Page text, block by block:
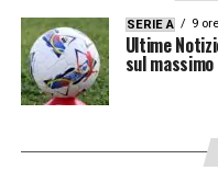
Mazzarri.
CAGLIARI (4-3-2-1)
Barella, Joao
SERIE A 9
Ultime
sul